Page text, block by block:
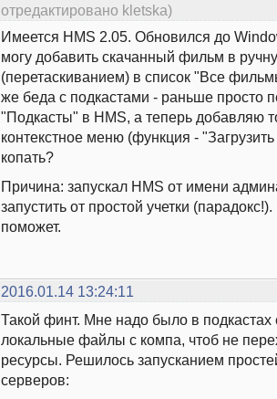
отредактировано kletska)
Имеется HMS 2.05. Обновился до
могу добавить скачанный фильм в
(перетаскиванием) в список "Все
же беда с подкастами - раньше просто
"Подкасты" в HMS, а теперь добавляю
контекстное меню (функция -
копать?
Причина: запускал HMS от имени
запустить от простой учетки
поможет.
2016.01.14 13:24:11
Такой финт. Мне надо было в подкастах
локальные файлы с компа, чтоб не
ресурсы. Решилось запусканием
серверов: